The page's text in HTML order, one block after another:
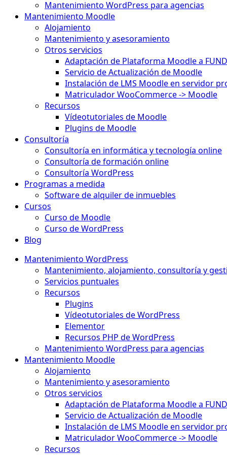
Mantenimiento WordPress para agencias
Mantenimiento Moodle
Alojamiento
Mantenimiento y asesoramiento
Otros servicios
Adaptación de Plataforma Moodle a
Servicio de Actualización de Moodle
Instalación de LMS Moodle en servidor
Matriculador WooCommerce -> Moodle
Recursos
Vídeotutoriales de Moodle
Plugins de Moodle
Consultoría
Consultoría en informática y tecnología online
Consultoría de formación online
Consultoría WordPress
Programas a medida
Software de alquiler de inmuebles
Cursos
Curso de Moodle
Curso de WordPress
Blog
Mantenimiento WordPress
Mantenimiento, alojamiento, consultoría y
Servicios puntuales
Recursos
Plugins
Vídeotutoriales de WordPress
Elementor
Recursos PHP de WordPress
Mantenimiento WordPress para agencias
Mantenimiento Moodle
Alojamiento
Mantenimiento y asesoramiento
Otros servicios
Adaptación de Plataforma Moodle a
Servicio de Actualización de Moodle
Instalación de LMS Moodle en servidor
Matriculador WooCommerce -> Moodle
Recursos